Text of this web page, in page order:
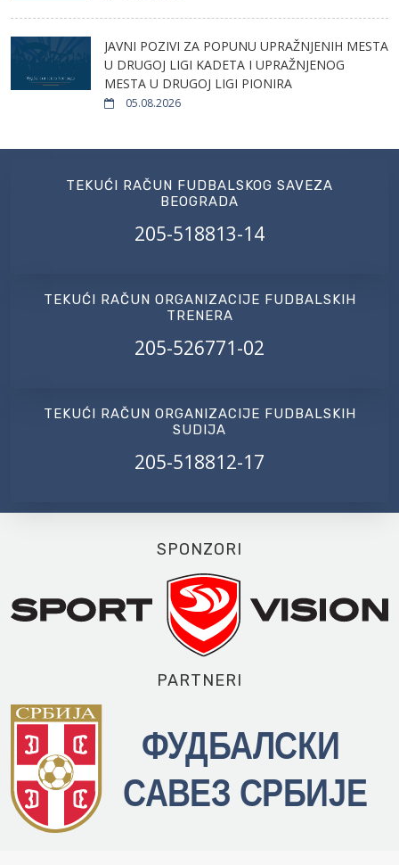
JAVNI POZIVI ZA POPUNU UPRAŽNJENIH MESTA
U DRUGOJ LIGI KADETA I UPRAŽNJENOG
MESTA U DRUGOJ LIGI PIONIRA
05.08.2026
TEKUĆI RAČUN FUDBALSKOG SAVEZA
BEOGRADA
205-518813-14
TEKUĆI RAČUN ORGANIZACIJE FUDBALSKIH
TRENERA
205-526771-02
TEKUĆI RAČUN ORGANIZACIJE FUDBALSKIH
SUDIJA
205-518812-17
SPONZORI
PARTNERI